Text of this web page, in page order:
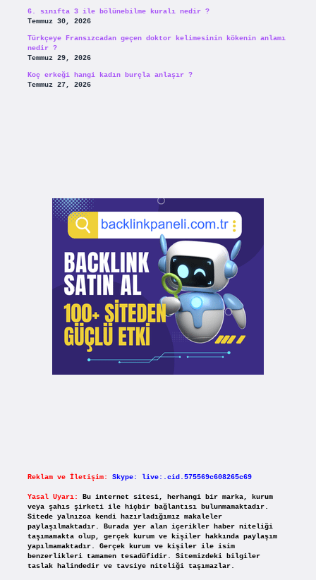
6. sınıfta 3 ile bölünebilme kuralı nedir ?
Temmuz 30, 2026
Türkçeye Fransızcadan geçen doktor kelimesinin kökenin anlamı
nedir ?
Temmuz 29, 2026
Koç erkeği hangi kadın burçla anlaşır ?
Temmuz 27, 2026
Reklam ve İletişim: Skype: live:.cid.575569c608265c69
Yasal Uyarı:
Bu internet sitesi, herhangi bir marka, kurum
veya şahıs şirketi ile hiçbir bağlantısı bulunmamaktadır.
Sitede yalnızca kendi hazırladığımız makaleler
paylaşılmaktadır. Burada yer alan içerikler haber niteliği
taşımamakta olup, gerçek kurum ve kişiler hakkında paylaşım
yapılmamaktadır. Gerçek kurum ve kişiler ile isim
benzerlikleri tamamen tesadüfidir. Sitemizdeki bilgiler
taslak halindedir ve tavsiye niteliği taşımazlar.